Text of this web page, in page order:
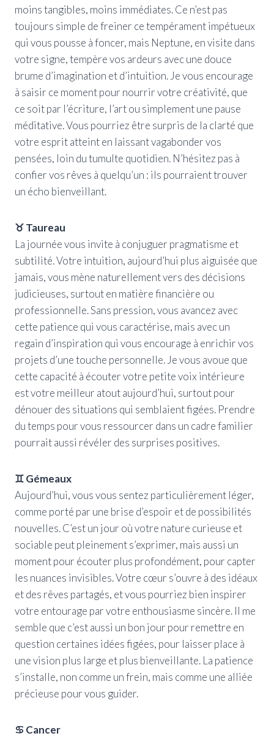
moins tangibles, moins immédiates. Ce n’est pas
toujours simple de freiner ce tempérament impétueux
qui vous pousse à foncer, mais Neptune, en visite dans
votre signe, tempère vos ardeurs avec une douce
brume d’imagination et d’intuition. Je vous encourage
à saisir ce moment pour nourrir votre créativité, que
ce soit par l’écriture, l’art ou simplement une pause
méditative. Vous pourriez être surpris de la clarté que
votre esprit atteint en laissant vagabonder vos
pensées, loin du tumulte quotidien. N’hésitez pas à
confier vos rêves à quelqu’un : ils pourraient trouver
un écho bienveillant.
♉ Taureau
La journée vous invite à conjuguer pragmatisme et
subtilité. Votre intuition, aujourd’hui plus aiguisée que
jamais, vous mène naturellement vers des décisions
judicieuses, surtout en matière financière ou
professionnelle. Sans pression, vous avancez avec
cette patience qui vous caractérise, mais avec un
regain d’inspiration qui vous encourage à enrichir vos
projets d’une touche personnelle. Je vous avoue que
cette capacité à écouter votre petite voix intérieure
est votre meilleur atout aujourd’hui, surtout pour
dénouer des situations qui semblaient figées. Prendre
du temps pour vous ressourcer dans un cadre familier
pourrait aussi révéler des surprises positives.
♊ Gémeaux
Aujourd’hui, vous vous sentez particulièrement léger,
comme porté par une brise d’espoir et de possibilités
nouvelles. C’est un jour où votre nature curieuse et
sociable peut pleinement s’exprimer, mais aussi un
moment pour écouter plus profondément, pour capter
les nuances invisibles. Votre cœur s’ouvre à des idéaux
et des rêves partagés, et vous pourriez bien inspirer
votre entourage par votre enthousiasme sincère. Il me
semble que c’est aussi un bon jour pour remettre en
question certaines idées figées, pour laisser place à
une vision plus large et plus bienveillante. La patience
s’installe, non comme un frein, mais comme une alliée
précieuse pour vous guider.
♋ Cancer